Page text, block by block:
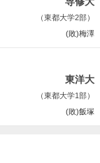
（東都大学2部）
(敗)梅澤
東洋大
（東都大学1部）
(敗)飯塚